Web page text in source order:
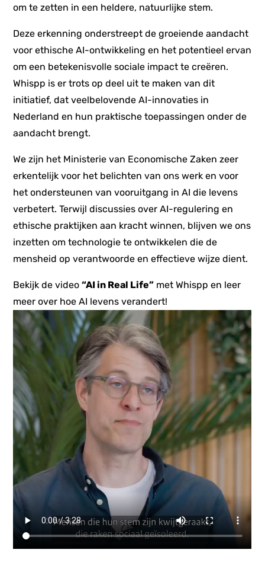
om te zetten in een heldere, natuurlijke stem.
Deze erkenning onderstreept de groeiende aandacht
voor ethische AI-ontwikkeling en het potentieel ervan
om een betekenisvolle sociale impact te creëren.
Whispp is er trots op deel uit te maken van dit
initiatief, dat veelbelovende AI-innovaties in
Nederland en hun praktische toepassingen onder de
aandacht brengt.
We zijn het Ministerie van Economische Zaken zeer
erkentelijk voor het belichten van ons werk en voor
het ondersteunen van vooruitgang in AI die levens
verbetert. Terwijl discussies over AI-regulering en
ethische praktijken aan kracht winnen, blijven we ons
inzetten om technologie te ontwikkelen die de
mensheid op verantwoorde en effectieve wijze dient.
Bekijk de video“AI in Real Life” met Whispp en leer
meer over hoe AI levens verandert!